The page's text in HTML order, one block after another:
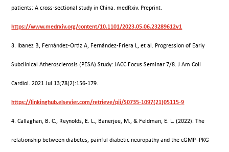
patients: A cross-sectional study in China. medRxiv. Preprint.
https://www.medrxiv.org/content/10.1101/2023.05.06.23289612v1
3. Ibanez B, Fernández-Ortiz A, Fernández-Friera L, et al. Progression of Early
Subclinical Atherosclerosis (PESA) Study: JACC Focus Seminar 7/8. J Am Coll
Cardiol. 2021 Jul 13;78(2):156-179.
https://linkinghub.elsevier.com/retrieve/pii/S0735-1097(21)05115-9
4. Callaghan, B. C., Reynolds, E. L., Banerjee, M., & Feldman, E. L. (2022). The
relationship between diabetes, painful diabetic neuropathy and the cGMP–PKG